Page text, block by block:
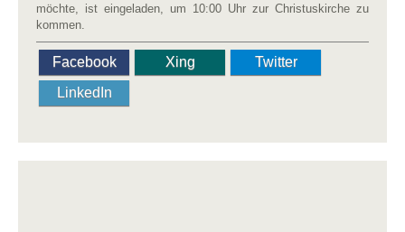
möchte, ist eingeladen, um 10:00 Uhr zur Christuskirche zu
kommen.
Facebook Xing
Twitter
LinkedIn